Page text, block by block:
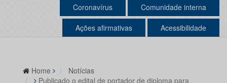
Coronavírus Comunidade interna
Ações afirmativas Acessibilidade
Home
Notícias
Publicado o edital de portador de diploma para